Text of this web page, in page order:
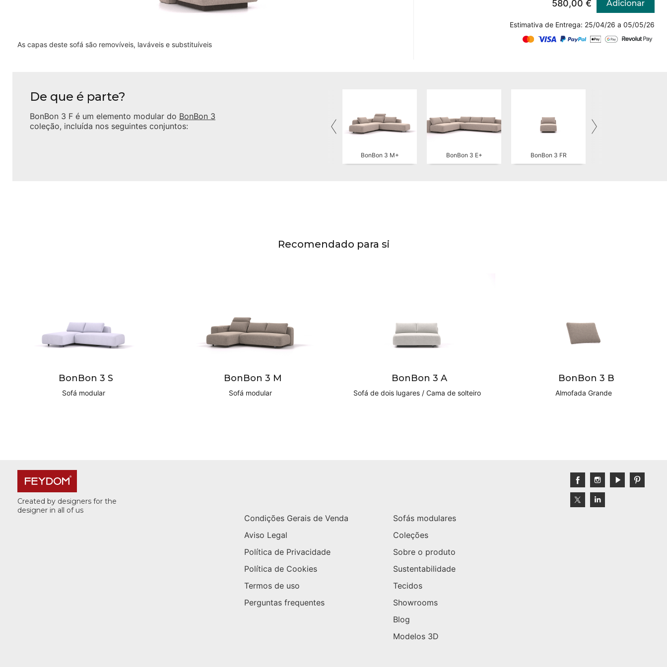
As capas deste sofá são removíveis, laváveis e substituíveis
580,00 € Adicionar
Estimativa de Entrega: 25/04/26 a 05/05/26
De que é parte?
BonBon 3 F é um elemento modular do BonBon 3
coleção, incluída nos seguintes conjuntos:
BonBon 3 M+ BonBon 3 E+ BonBon 3 FR
Recomendado para si
BonBon 3 S
Sofá modular
BonBon 3 M
Sofá modular
BonBon 3 A
Sofá de dois lugares / Cama de solteiro
BonBon 3 B
Almofada Grande
Created by designers for the
designer in all of us
Condições Gerais de Venda
Aviso Legal
Política de Privacidade
Política de Cookies
Termos de uso
Perguntas frequentes
Sofás modulares
Coleções
Sobre o produto
Sustentabilidade
Tecidos
Showrooms
Blog
Modelos 3D